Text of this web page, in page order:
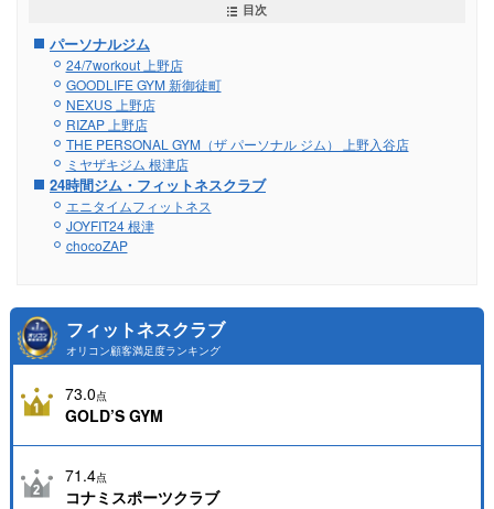
目次
パーソナルジム
24/7workout 上野店
GOODLIFE GYM 新御徒町
NEXUS 上野店
RIZAP 上野店
THE PERSONAL GYM（ザ パーソナル ジム） 上野入谷店
ミヤザキジム 根津店
24時間ジム・フィットネスクラブ
エニタイムフィットネス
JOYFIT24 根津
chocoZAP
フィットネスクラブ
オリコン顧客満足度ランキング
73.0点
GOLD’S GYM
71.4点
コナミスポーツクラブ